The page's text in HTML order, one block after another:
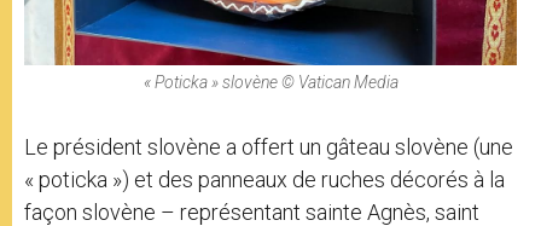
« Poticka » slovène © Vatican Media
Le président slovène a offert un gâteau slovène (une
« poticka ») et des panneaux de ruches décorés à la
façon slovène – représentant sainte Agnès, saint